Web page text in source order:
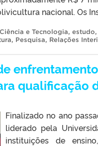
nacional. Os
Ciência e Tecnologia, estudo,
, Pesquisa, Relações
qualificação
Finalizado no ano
liderado pela
instituições de